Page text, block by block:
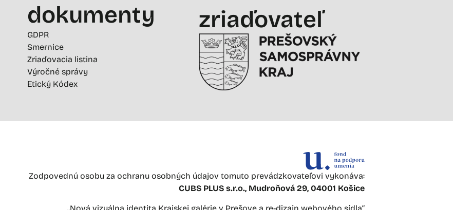
dokumenty
GDPR
Smernice
Zriaďovacia listina
Výročné správy
Etický Kódex
zriaďovateľ
Zodpovednú osobu za ochranu osobných údajov tomuto prevádzkovateľovi vykonáva:
CUBS PLUS s.r.o., Mudroňová 29, 04001 Košice
„Nová vizuálna identita Krajskej galérie v Prešove a re-dizajn webového sídla“